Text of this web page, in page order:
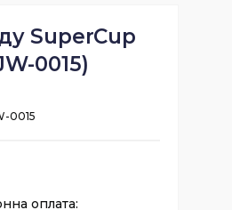
SuperCup
0015)
0015